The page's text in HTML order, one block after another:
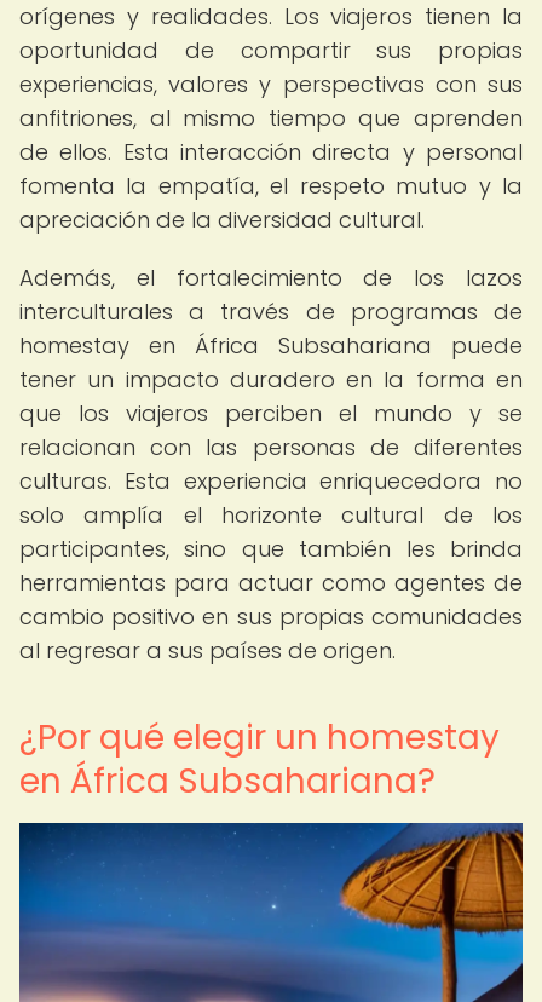
orígenes y realidades. Los viajeros tienen la
oportunidad de compartir sus propias
experiencias, valores y perspectivas con sus
anfitriones, al mismo tiempo que aprenden
de ellos. Esta interacción directa y personal
fomenta la empatía, el respeto mutuo y la
apreciación de la diversidad cultural.
Además, el fortalecimiento de los lazos
interculturales a través de programas de
homestay en África Subsahariana puede
tener un impacto duradero en la forma en
que los viajeros perciben el mundo y se
relacionan con las personas de diferentes
culturas. Esta experiencia enriquecedora no
solo amplía el horizonte cultural de los
participantes, sino que también les brinda
herramientas para actuar como agentes de
cambio positivo en sus propias comunidades
al regresar a sus países de origen.
¿Por qué elegir un homestay
en África Subsahariana?